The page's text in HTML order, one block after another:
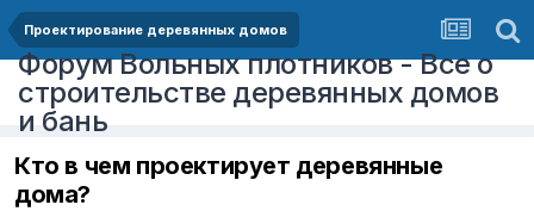
Проектирование деревянных домов
Форум Вольных плотников - Все о
строительстве деревянных домов
и бань
Кто в чем проектирует деревянные
дома?